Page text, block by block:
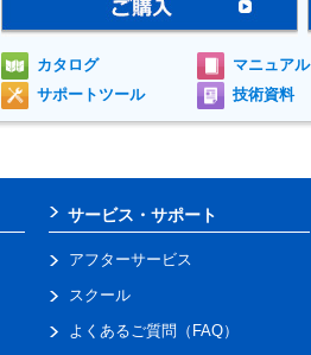
カタログ マニュアル
サポートツール
技術資料
サービス・サポート
アフターサービス
スクール
よくあるご質問（FAQ）